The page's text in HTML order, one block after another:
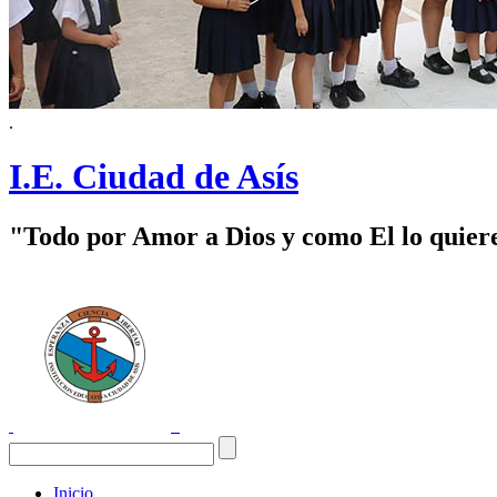
.
I.E. Ciudad de Asís
"Todo por Amor a Dios y como El lo
Inicio